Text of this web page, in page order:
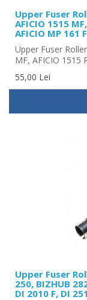
Upper Fuser
AFICIO 1515
AFICIO MP 161
Upper Fuser
MF, AFICIO 1515
55,00 Lei
Upper Fuser
250, BIZHUB
DI 2010 F, DI